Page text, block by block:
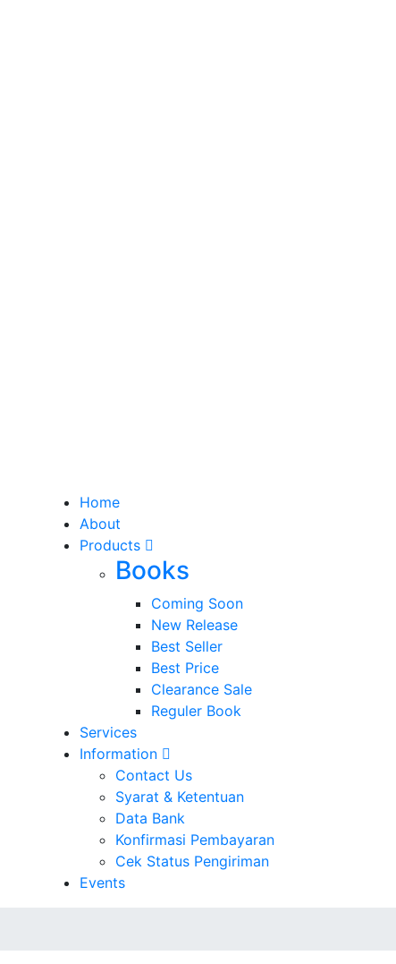
Home
About
Products
Books
Coming Soon
New Release
Best Seller
Best Price
Clearance Sale
Reguler Book
Services
Information
Contact Us
Syarat & Ketentuan
Data Bank
Konfirmasi Pembayaran
Cek Status Pengiriman
Events